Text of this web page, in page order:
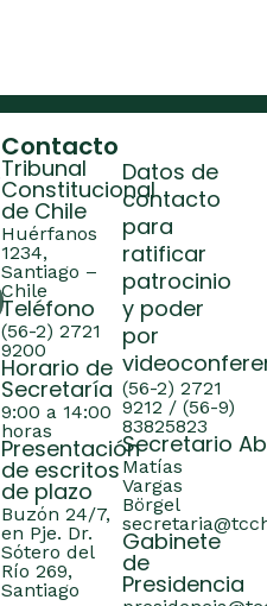
Contacto
Tribunal
Constitucional
de Chile
Huérfanos
1234,
Santiago –
Chile
Teléfono
(56-2) 2721
9200
Horario de
Secretaría
9:00 a 14:00
horas
Presentación
de escritos
de plazo
Buzón 24/7,
en Pje. Dr.
Sótero del
Río 269,
Santiago
Datos de
contacto
para
ratificar
patrocinio
y poder
por
(56-2) 2721
9212 / (56-9)
83825823
Secretario
Matías
Vargas
Börgel
Gabinete
de
Presidencia